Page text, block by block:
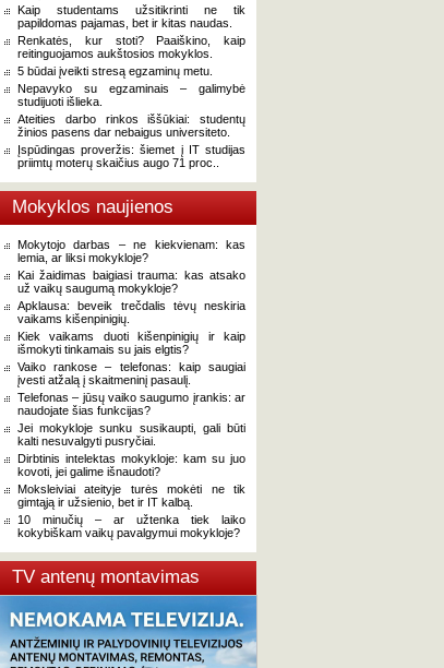
Kaip studentams užsitikrinti ne tik
papildomas pajamas, bet ir kitas naudas.
Renkatės, kur stoti? Paaiškino, kaip
reitinguojamos aukštosios mokyklos.
5 būdai įveikti stresą egzaminų metu.
Nepavyko su egzaminais – galimybė
studijuoti išlieka.
Ateities darbo rinkos iššūkiai: studentų
žinios pasens dar nebaigus universiteto.
Įspūdingas proveržis: šiemet į IT studijas
priimtų moterų skaičius augo 71 proc..
Mokyklos naujienos
Mokytojo darbas – ne kiekvienam: kas
lemia, ar liksi mokykloje?
Kai žaidimas baigiasi trauma: kas atsako
už vaikų saugumą mokykloje?
Apklausa: beveik trečdalis tėvų neskiria
vaikams kišenpinigių.
Kiek vaikams duoti kišenpinigių ir kaip
išmokyti tinkamais su jais elgtis?
Vaiko rankose – telefonas: kaip saugiai
įvesti atžalą į skaitmeninį pasaulį.
Telefonas – jūsų vaiko saugumo įrankis: ar
naudojate šias funkcijas?
Jei mokykloje sunku susikaupti, gali būti
kalti nesuvalgyti pusryčiai.
Dirbtinis intelektas mokykloje: kam su juo
kovoti, jei galime išnaudoti?
Moksleiviai ateityje turės mokėti ne tik
gimtąją ir užsienio, bet ir IT kalbą.
10 minučių – ar užtenka tiek laiko
kokybiškam vaikų pavalgymui mokykloje?
TV antenų montavimas